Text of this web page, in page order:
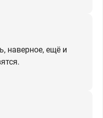
наверное, ещё и